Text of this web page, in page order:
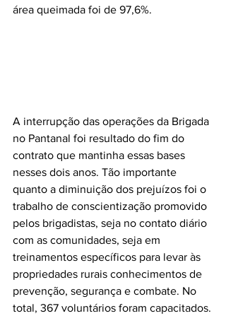
área queimada foi de 97,6%.
A interrupção das operações da Brigada
no Pantanal foi resultado do fim do
contrato que mantinha essas bases
nesses dois anos. Tão importante
quanto a diminuição dos prejuízos foi o
trabalho de conscientização promovido
pelos brigadistas, seja no contato diário
com as comunidades, seja em
treinamentos específicos para levar às
propriedades rurais conhecimentos de
prevenção, segurança e combate. No
total, 367 voluntários foram capacitados.